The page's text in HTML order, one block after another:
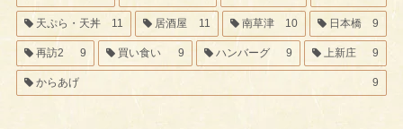
天ぷら・天丼 11 居酒屋 11 南草津 10 日本橋 9
再訪2 9 買い食い 9 ハンバーグ 9 上新庄 9
からあげ 9